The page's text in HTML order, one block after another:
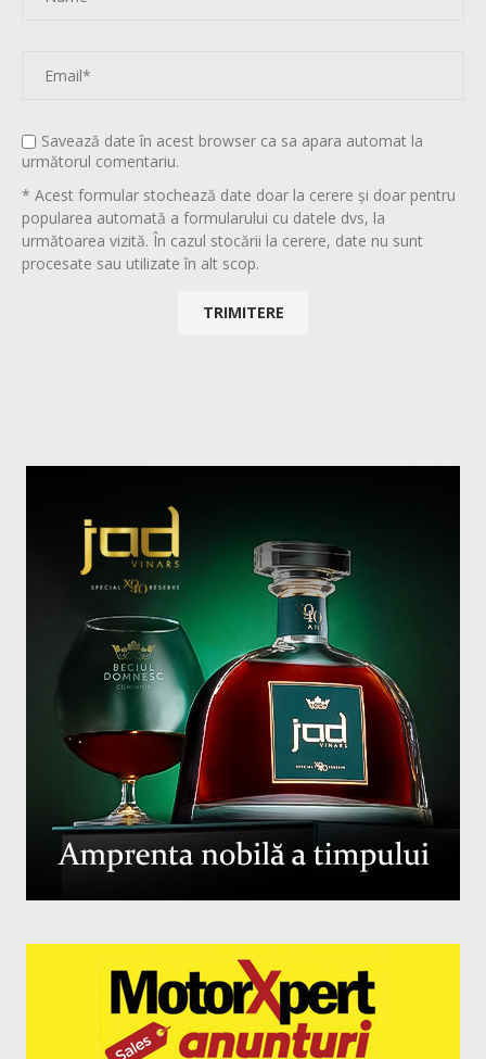
Savează date în acest browser ca sa apara automat la
următorul comentariu.
* Acest formular stochează date doar la cerere și doar pentru
popularea automată a formularului cu datele dvs, la
următoarea vizită. În cazul stocării la cerere, date nu sunt
procesate sau utilizate în alt scop.